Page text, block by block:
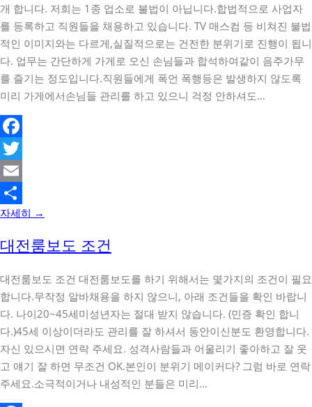
개 합니다. 저희는 1종 업소로 불법이 아닙니다.합법적으로 사업자
를 등록하고 직원들을 채용하고 있습니다. TV 매스컴 등 비쳐진 불법
적인 이미지와는 다르게,실질적으로는 건전한 분위기로 진행이 됩니
다. 업무는 간단하게 가게로 오신 손님들과 합석하여같이 음주가무
를 즐기는 정도입니다.직원들에게 폭언 폭행등은 발생하지 않도록
미리 가게에서손님들 관리를 하고 있으니 걱정 안하셔도…
Facebook
Twitter
Email
Share
자세히 →
대전룸보도 조건
대전룸보도 조건 대전룸보도를 하기 위해서는 몇가지의 조건이 필요
합니다.무작정 알바채용을 하지 않으니, 아래 조건들을 확인 바랍니
다. 나이20~45세미성년자는 절대 받지 않습니다. (민증 확인 합니
다.)45세 이상이더라도 관리를 잘 하셔서 동안이신분도 환영합니다.
자신 있으시면 연락 주세요. 성격사람들과 어울리기 좋아하고 잘 웃
고 얘기 잘 하면 무조건 OK.본인이 분위기 메이커다? 그럼 바로 연락
주세요.소극적이거나 내성적인 분들은 미리…